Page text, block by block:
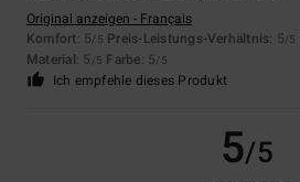
Original anzeigen - Français
Komfort: 5/5 Preis-Leistungs-Verhältnis: 5/5
Material: 5 /5 Farbe: 5/5
Ich empfehle dieses Produkt
5/5